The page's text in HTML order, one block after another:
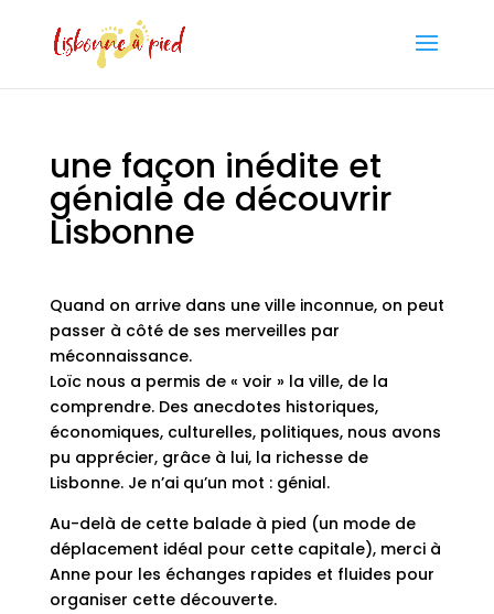
une façon inédite et
géniale de découvrir
Lisbonne
Quand on arrive dans une ville inconnue, on peut
passer à côté de ses merveilles par
méconnaissance.
Loïc nous a permis de « voir » la ville, de la
comprendre. Des anecdotes historiques,
économiques, culturelles, politiques, nous avons
pu apprécier, grâce à lui, la richesse de
Lisbonne. Je n’ai qu’un mot : génial.
Au-delà de cette balade à pied (un mode de
déplacement idéal pour cette capitale), merci à
Anne pour les échanges rapides et fluides pour
organiser cette découverte.